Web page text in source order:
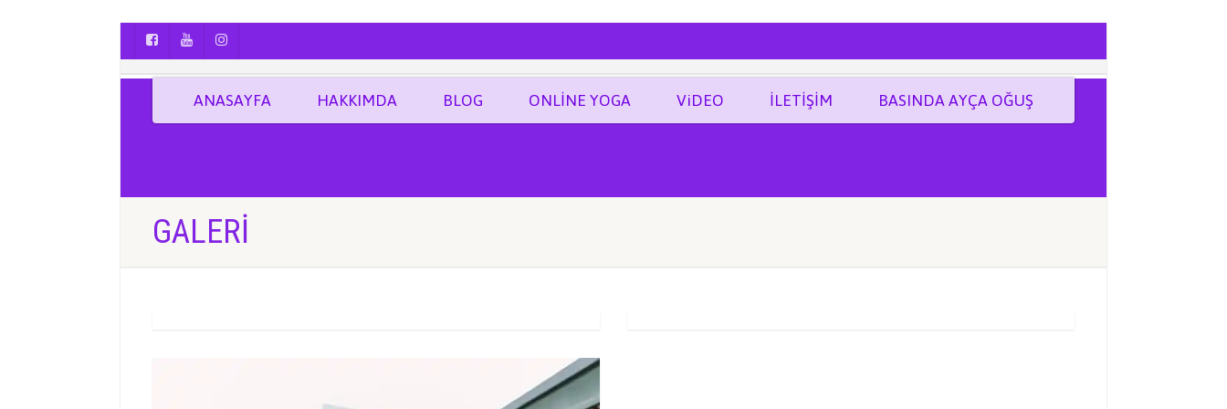
AYÇA OĞUŞ || YOGA | BOZCAADA | FOTOĞRAF
ANASAYFA HAKKIMDA BLOG ONLİNE YOGA ViDEO İLETİŞİM BASINDA AYÇA OĞUŞ
GALERI